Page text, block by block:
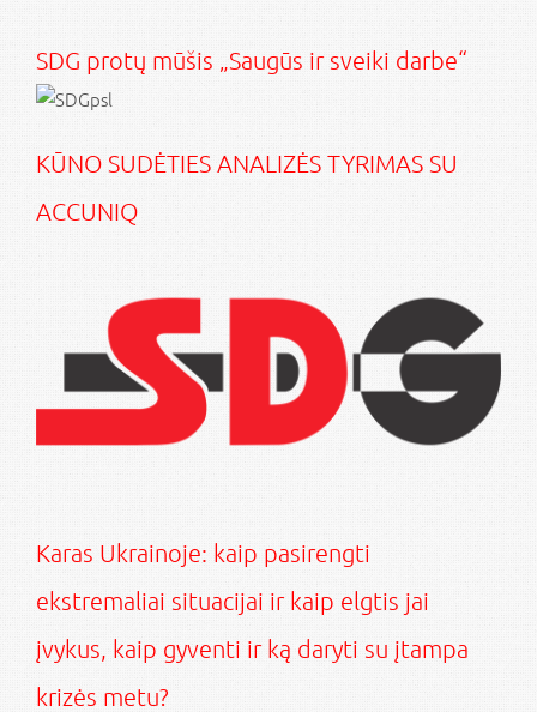
SDG protų mūšis „Saugūs ir sveiki darbe“
KŪNO SUDĖTIES ANALIZĖS TYRIMAS SU
ACCUNIQ
Karas Ukrainoje: kaip pasirengti
ekstremaliai situacijai ir kaip elgtis jai
įvykus, kaip gyventi ir ką daryti su įtampa
krizės metu?